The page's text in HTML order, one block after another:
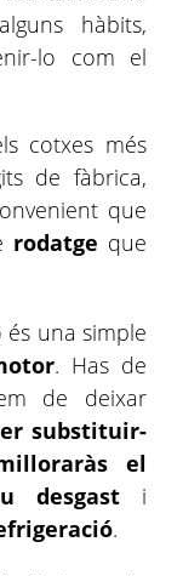
hàbits,
lo com el
cotxes més
de fàbrica,
que
rodatge que
és una simple
. Has de
de deixar
substituir-
el
desgast i
.